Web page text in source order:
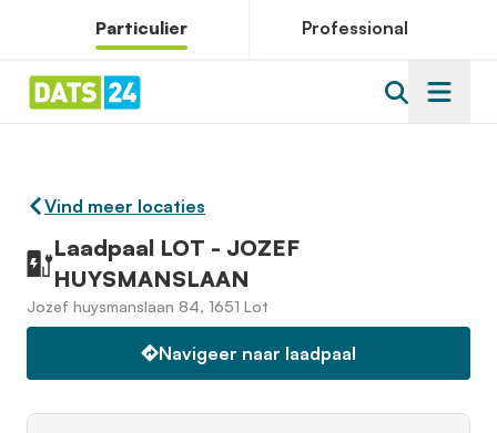
Particulier Professional
Vind meer locaties
Laadpaal LOT - JOZEF
HUYSMANSLAAN
Jozef huysmanslaan 84, 1651 Lot
Navigeer naar laadpaal